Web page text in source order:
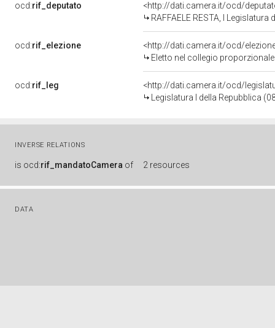
ocd:rif_deputato
<http://dati.camera.it/ocd/
RAFFAELE RESTA, I Legislatura
ocd:rif_elezione
<http://dati.camera.it/ocd/
Eletto nel collegio
ocd:rif_leg
<http://dati.camera.it/ocd/
Legislatura I della Repubblica
INVERSE RELATIONS
is ocd:rif_mandatoCamera of 2 resources
DATA